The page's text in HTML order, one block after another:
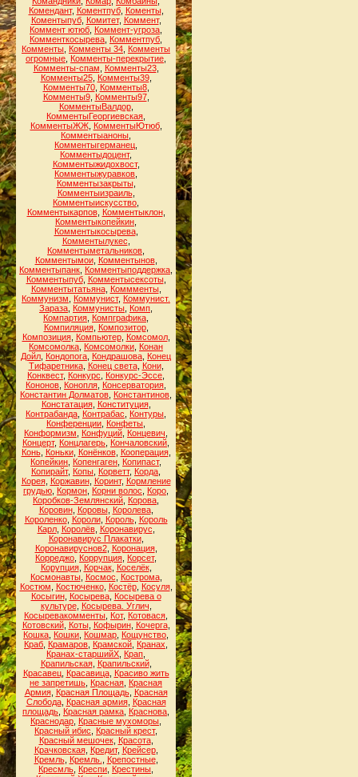
Комендант, Коментпуб, Коменты,
Коментыпуб, Комитет, Коммент,
Коммент ютюб Коммент-угроза
Комменткосырева Комментпуб
Комменты Комменты 34 Комменты
огромные Комменты-перекрытие
Комменты-спам
Комменты23,
Комменты25, Комменты39,
Комменты70, Комменты8,
Комменты9, Комменты97,
КомментыВалдор,
КомментыГеоргиевская
КомментыЖЖ, КомментыЮтюб,
Комментыаноны
Комментыгерманец
Комментыдоцент,
Комментыжидохвост,
Комментыжуравков
Комментызакрыты,
Комментыизраиль,
Комментыискусство
Комментыкарпов, Комментыклон,
Комментыкопейкин
Комментыкосырева,
Комментылукес
Комментыметальников
Комментымои, Комментынов,
Комментыпанк Комментыподдержка
Комментыпуб, Комментысексоты,
Комментытатьяна, Коммменты,
Коммунизм
Коммунист, Коммунист.
Зараза Коммунисты Комп
Компартия Компграфика
Компиляция, Композитор,
Композиция, Компьютер, Комсомол,
Комсомолка Комсомолки Конан
Дойл Кондопога Кондрашова Конец
Тифаретника, Конец света, Кони,
Конквест, Конкурс Конкурс-Эссе
Кононов Конопля Консерватория
Константин Долматов Константинов
Констатация, Конституция,
Контрабанда Контрабас Контуры
Конференции Конфеты
Конформизм
Конфуций Концевич
Концерт, Концлагерь Кончаловский
Конь, Коньки, Конёнков, Кооперация,
Копейкин Копенгаген Копипаст,
Копирайт, Копы Корветт, Корда
Корея, Коржавин, Коринт, Кормление
грудью Кормон Корни волос Коро
Коробков-Землянский Корова
Коровин, Коровы, Королева,
Короленко, Короли, Король, Король
Карл, Королёв, Коронавирус
Коронавирус Плакатки,
Коронавируснов2, Коронация,
Корреджо Коррупция Корсет,
Корупция, Корчак, Коселёк,
Космонавты, Космос Кострома,
Костюм
Костюченко, Костёр, Косуля,
Косыгин, Косырева, Косырева о
культуре, Косырева. Углич
Косыревакомменты Кот, Котовася
Котовский, Коты, Кофырин, Кочерга,
Кошка Кошки Кошмар Кощунство
Краб Крамаров Крамской Кранах
Кранах-старшийХ Крап
Крапильская, Крапильский,
Красавец, Красавица, Красиво жить
не запретишь Красная Красная
Армия, Красная Площадь, Красная
Слобода, Красная армия, Красная
площадь Красная рамка Краснова
Краснодар Красные мухоморы
Красный ибис
Красный крест,
Красный мешочек, Красота,
Крачковская, Кредит, Крейсер,
Кремль, Кремль. Крепостные,
Кресмль Креспи Крестины